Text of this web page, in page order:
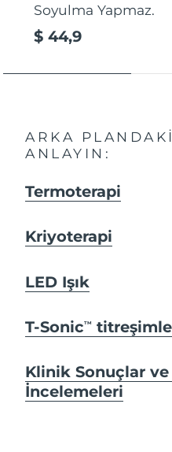
Soyulma Yapmaz.
$ 44,9
ARKA
ANLAYIN:
Termoterapi
Kriyoterapi
LED Işık
T-SonicTM
Klinik Sonuçlar ve
İncelemeleri